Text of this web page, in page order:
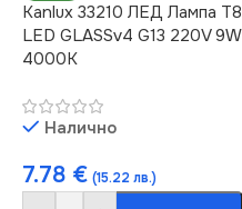
Kanlux 33210 ЛЕД Лампа T8
LED GLASSv4 G13 220V 9W
4000K
Налично
7.78 € (15.22 лв.)